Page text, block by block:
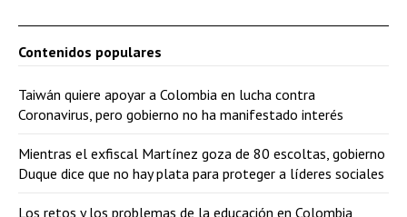
Contenidos populares
Taiwán quiere apoyar a Colombia en lucha contra
Coronavirus, pero gobierno no ha manifestado interés
Mientras el exfiscal Martínez goza de 80 escoltas, gobierno
Duque dice que no hay plata para proteger a líderes sociales
Los retos y los problemas de la educación en Colombia